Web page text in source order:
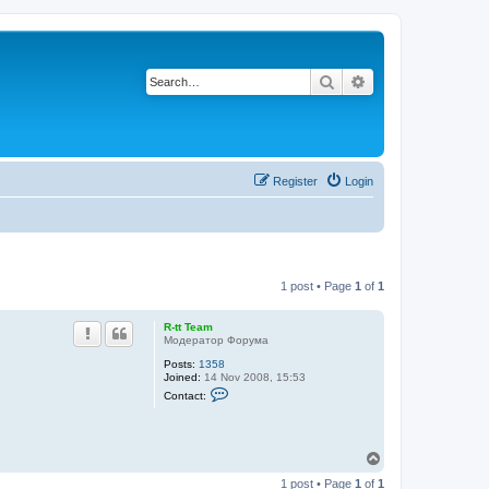
Search
Login
Register
1 post • Page 1 of 1
R-tt Team
Модератор Форума
Posts: 1358
Joined: 14 Nov 2008, 15:53
Contact:
1 post • Page 1 of 1